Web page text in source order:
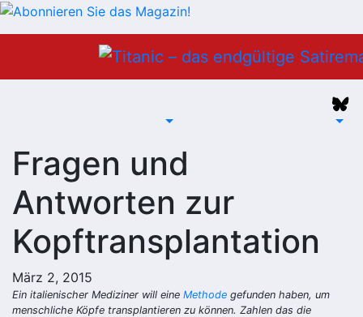
Fragen und
Antworten zur
Kopftransplantation
März 2, 2015
Ein italienischer Mediziner will eine Methode gefunden haben, um
menschliche Köpfe transplantieren zu können. Zahlen das die